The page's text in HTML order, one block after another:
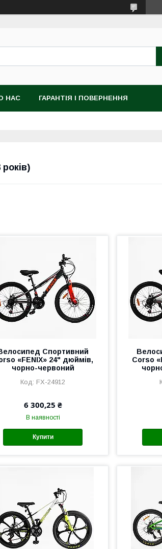
НАС ГАРАНТІЯ І ПОВЕРНЕННЯ
Спортивний
«FENIX» 24" дюймів,
чорно-червоний
FX-24912
6 300,25 ₴
В наявності
Купити
Corso